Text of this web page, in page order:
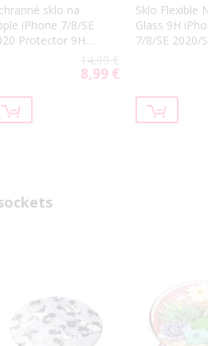
sklo na
iPhone 7/8/SE
Protector 9H
14,99 €
Special
8,99 €
Sklo Flexible
Glass 9H
7/8/SE 2020/